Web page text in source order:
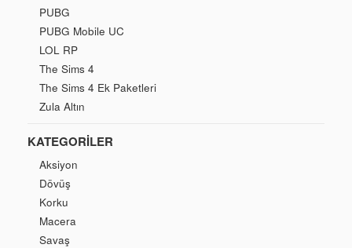
PUBG
PUBG Mobile UC
LOL RP
The Sims 4
The Sims 4 Ek Paketleri
Zula Altın
KATEGORILER
Aksiyon
Dövüş
Korku
Macera
Savaş